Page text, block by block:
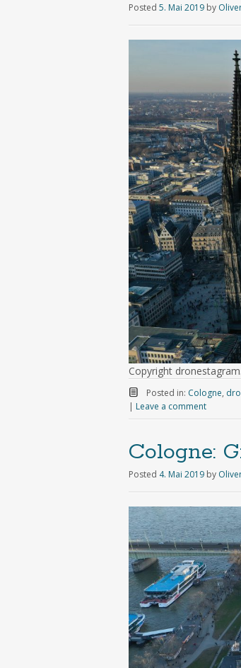
Posted 5. Mai 2019 by
Copyright
Posted in: Cologne,
| Leave a comment
Cologne:
Posted 4. Mai 2019 by